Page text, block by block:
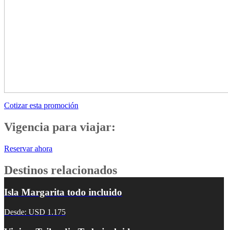
Cotizar esta promoción
Vigencia para viajar:
Reservar ahora
Destinos relacionados
Isla Margarita todo incluido
Desde: USD 1.175